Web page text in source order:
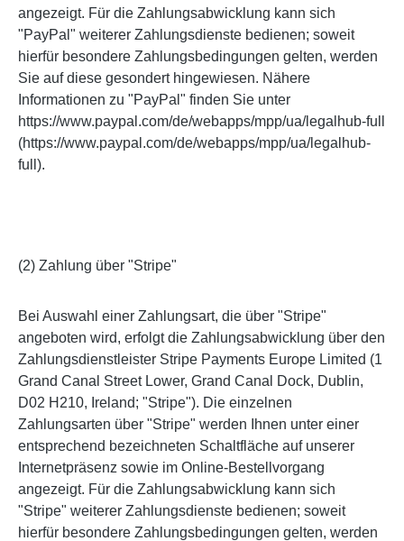
angezeigt. Für die Zahlungsabwicklung kann sich
"PayPal" weiterer Zahlungsdienste bedienen; soweit
hierfür besondere Zahlungsbedingungen gelten, werden
Sie auf diese gesondert hingewiesen. Nähere
Informationen zu "PayPal" finden Sie unter
https://www.paypal.com/de/webapps/mpp/ua/legalhub-full
(https://www.paypal.com/de/webapps/mpp/ua/legalhub-
full).
(2) Zahlung über "Stripe"
Bei Auswahl einer Zahlungsart, die über "Stripe"
angeboten wird, erfolgt die Zahlungsabwicklung über den
Zahlungsdienstleister Stripe Payments Europe Limited (1
Grand Canal Street Lower, Grand Canal Dock, Dublin,
D02 H210, Ireland; "Stripe"). Die einzelnen
Zahlungsarten über "Stripe" werden Ihnen unter einer
entsprechend bezeichneten Schaltfläche auf unserer
Internetpräsenz sowie im Online-Bestellvorgang
angezeigt. Für die Zahlungsabwicklung kann sich
"Stripe" weiterer Zahlungsdienste bedienen; soweit
hierfür besondere Zahlungsbedingungen gelten, werden